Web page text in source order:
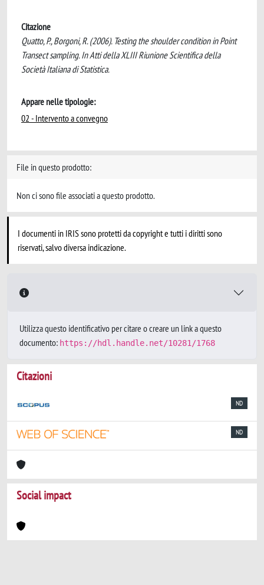
Citazione
Quatto, P., Borgoni, R. (2006). Testing the shoulder condition in Point
Transect sampling. In Atti della XLIII Riunione Scientifica della
Società Italiana di Statistica.
Appare nelle tipologie:
02 - Intervento a convegno
File in questo prodotto:
Non ci sono file associati a questo prodotto.
I documenti in IRIS sono protetti da copyright e tutti i diritti sono
riservati, salvo diversa indicazione.
Utilizza questo identificativo per citare o creare un link a questo
documento: https://hdl.handle.net/10281/1768
Citazioni
ND
ND
Social impact